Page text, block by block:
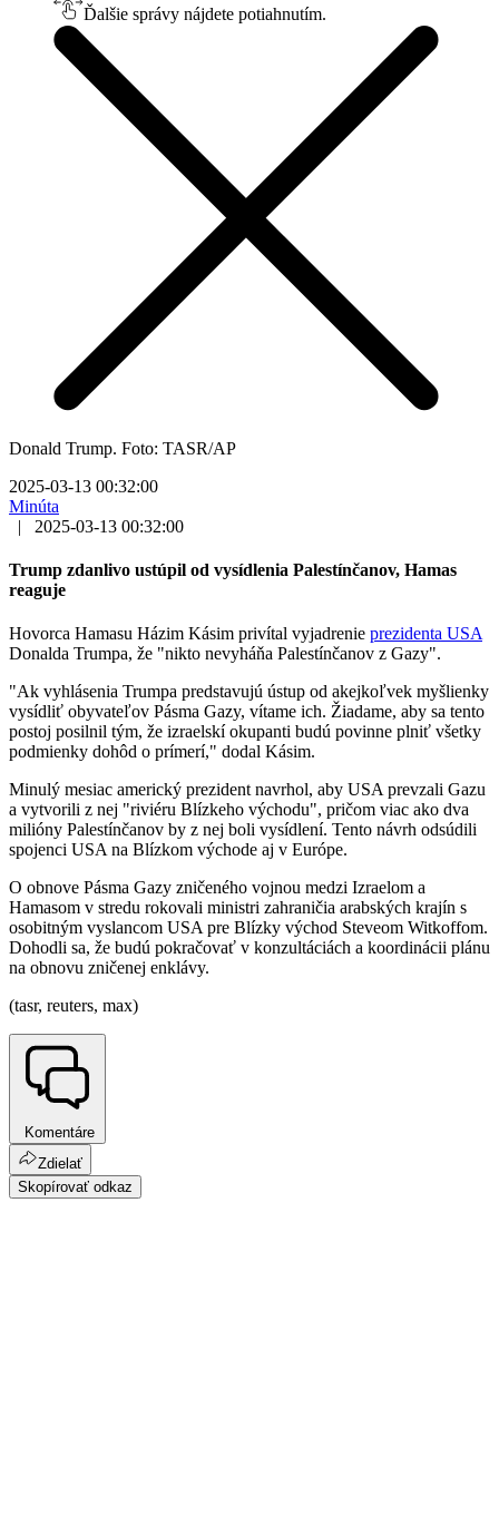
Ďalšie správy nájdete potiahnutím.
Donald Trump. Foto: TASR/AP
2025-03-13 00:32:00
Minúta
|
2025-03-13 00:32:00
Trump zdanlivo ustúpil od vysídlenia Palestínčanov, Hamas
reaguje
Hovorca Hamasu Házim Kásim privítal vyjadrenie prezidenta USA
Donalda Trumpa, že "nikto nevyháňa Palestínčanov z Gazy".
"Ak vyhlásenia Trumpa predstavujú ústup od akejkoľvek myšlienky
vysídliť obyvateľov Pásma Gazy, vítame ich. Žiadame, aby sa tento
postoj posilnil tým, že izraelskí okupanti budú povinne plniť všetky
podmienky dohôd o prímerí," dodal Kásim.
Minulý mesiac americký prezident navrhol, aby USA prevzali Gazu
a vytvorili z nej "riviéru Blízkeho východu", pričom viac ako dva
milióny Palestínčanov by z nej boli vysídlení. Tento návrh odsúdili
spojenci USA na Blízkom východe aj v Európe.
O obnove Pásma Gazy zničeného vojnou medzi Izraelom a
Hamasom v stredu rokovali ministri zahraničia arabských krajín s
osobitným vyslancom USA pre Blízky východ Steveom Witkoffom.
Dohodli sa, že budú pokračovať v konzultáciách a koordinácii plánu
na obnovu zničenej enklávy.
(tasr, reuters, max)
Komentáre
Zdielať
Skopírovať odkaz